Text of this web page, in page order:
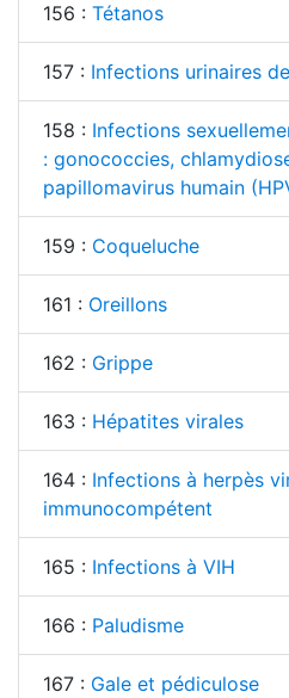
156 : Tétanos
157 : Infections urinaires
158 : Infections
: gonococcies,
papillomavirus humain
159 : Coqueluche
161 : Oreillons
162 : Grippe
163 : Hépatites virales
164 : Infections à herpès
immunocompétent
165 : Infections à VIH
166 : Paludisme
167 : Gale et pédiculose